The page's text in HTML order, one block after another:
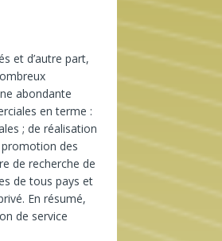
et d’autre part,
abondante
en terme :
; de réalisation
promotion des
de recherche de
de tous pays et
En résumé,
de service